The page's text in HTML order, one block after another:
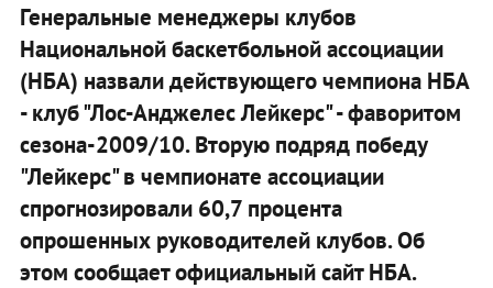
Генеральные менеджеры клубов
Национальной баскетбольной ассоциации
(НБА) назвали действующего чемпиона НБА
- клуб "Лос-Анджелес Лейкерс" - фаворитом
сезона-2009/10. Вторую подряд победу
"Лейкерс" в чемпионате ассоциации
спрогнозировали 60,7 процента
опрошенных руководителей клубов. Об
этом сообщает официальный сайт НБА.